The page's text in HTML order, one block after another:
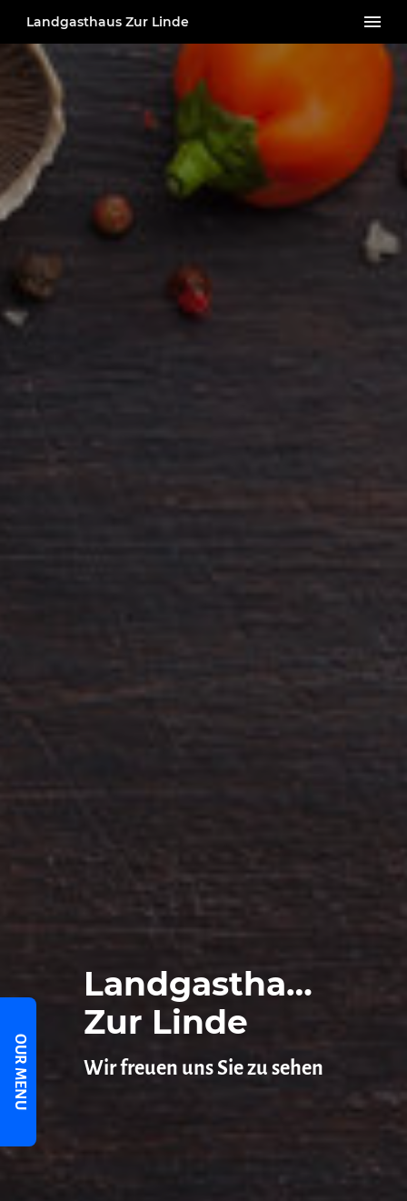
Landgasthaus Zur Linde
Landgasthaus
Zur Linde
Wir freuen uns Sie zu sehen
OUR MENU